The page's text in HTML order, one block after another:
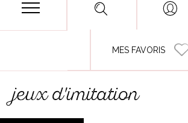
MES FAVORIS
jeux d'imitation